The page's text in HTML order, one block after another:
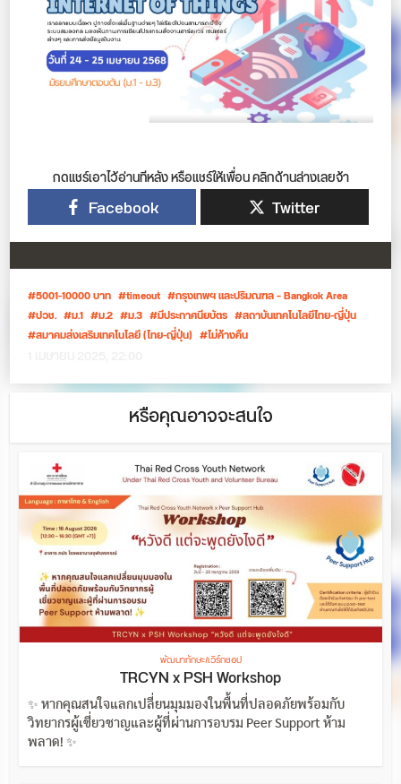
กดแชร์เอาไว้อ่านทีหลัง หรือแชร์ให้เพื่อน คลิกด้านล่างเลยจ้า
Facebook Twitter
5001-10000 บาท timeout
กรุงเทพฯ และปริมณฑล – Bangkok Area
ปวช.
ม.1 ม.2 ม.3 มีประกาศนียบัตร
สถาบันเทคโนโลยีไทย-ญี่ปุ่น
สมาคมส่งเสริมเทคโนโลยี (ไทย-ญี่ปุ่น)
ไม่ค้างคืน
หรือคุณอาจจะสนใจ
พัฒนาทักษะ/เวิร์กชอป
TRCYN x PSH Workshop
✨ หากคุณสนใจแลกเปลี่ยนมุมมองในพื้นที่ปลอดภัยพร้อมกับ
วิทยากรผู้เชี่ยวชาญและผู้ที่ผ่านการอบรม Peer Support ห้าม
พลาด! ✨